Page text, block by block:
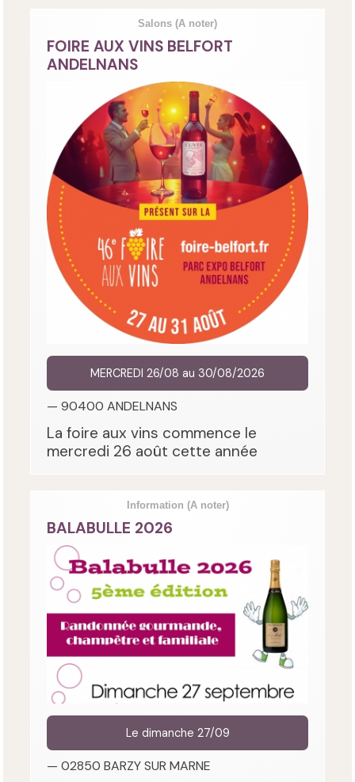
Salons (A noter)
FOIRE AUX VINS BELFORT
ANDELNANS
MERCREDI 26/08 au 30/08/2026
— 90400 ANDELNANS
La foire aux vins commence le
mercredi 26 août cette année
Information (A noter)
BALABULLE 2026
Le dimanche 27/09
— 02850 BARZY SUR MARNE